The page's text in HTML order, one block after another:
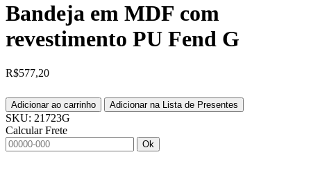
Bandeja em MDF com
revestimento PU Fend G
R$577,20
Adicionar ao carrinho Adicionar na Lista de Presentes
SKU: 21723G
Calcular Frete
Ok